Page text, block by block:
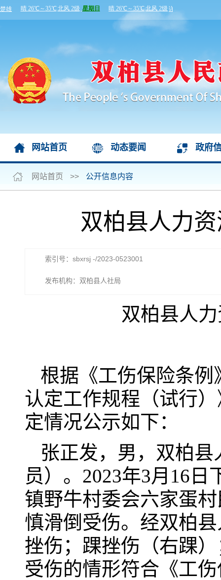
网站首页 动态要闻 政府
网站首页 >> 公开信息内容
双柏县人力
索引号：sbxrsj -/2023-0523001
发布机构：双柏县人社局
双柏县人
根据《工伤保险条
认定工作规程（试行
定情况公示如下：
张正发，男，双柏
员）。2023年3月16
镇野牛村委会六家蛋
慎滑倒受伤。经双柏
挫伤；踝挫伤（右踝
受伤的情形符合《工